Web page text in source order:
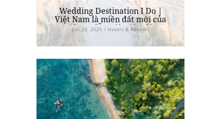
Wedding Destination I Do |
Việt Nam là miền đất mới của
những lễ cưới triệu đô
Jun 23, 2025 / Hotels & Resorts